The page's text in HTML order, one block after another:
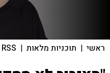
ראשי | תוכניות מלאות |
RSS